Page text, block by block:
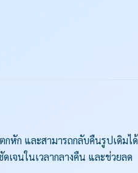
กหัก และสามารถกลับคืนรูปเดิมได้
เจนในเวลากลางคืน และช่วยลด